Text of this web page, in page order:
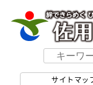
サイトマッ